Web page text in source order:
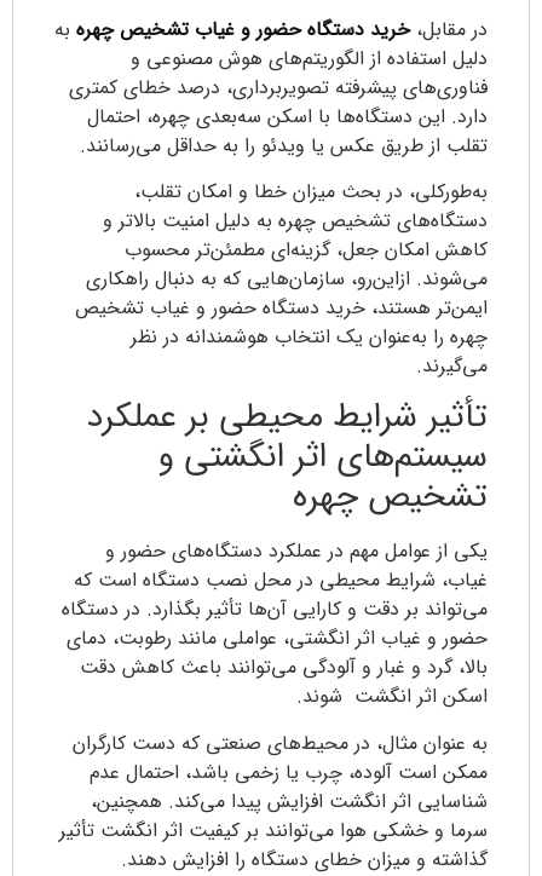
در مقابل،خرید دستگاه حضور و غیاب تشخیص چهره به
دلیل استفاده از الگوریتم‌های هوش مصنوعی و
فناوری‌های پیشرفته تصویربرداری، درصد خطای کمتری
دارد. این دستگاه‌ها با اسکن سه‌بعدی چهره، احتمال
تقلب از طریق عکس یا ویدئو را به حداقل می‌رسانند.
به‌طورکلی، در بحث میزان خطا و امکان تقلب،
دستگاه‌های تشخیص چهره به دلیل امنیت بالاتر و
کاهش امکان جعل، گزینه‌ای مطمئن‌تر محسوب
می‌شوند. ازاین‌رو، سازمان‌هایی که به دنبال راهکاری
ایمن‌تر هستند، خرید دستگاه حضور و غیاب تشخیص
چهره را به‌عنوان یک انتخاب هوشمندانه در نظر
می‌گیرند.
تأثیر شرایط محیطی بر عملکرد
سیستم‌های اثر انگشتی و
تشخیص چهره
یکی از عوامل مهم در عملکرد دستگاه‌های حضور و
غیاب، شرایط محیطی در محل نصب دستگاه است که
می‌تواند بر دقت و کارایی آن‌ها تأثیر بگذارد. در دستگاه
حضور و غیاب اثر انگشتی، عواملی مانند رطوبت، دمای
بالا، گرد و غبار و آلودگی می‌توانند باعث کاهش دقت
اسکن اثر انگشت شوند.
به‌ عنوان ‌مثال، در محیط‌های صنعتی که دست کارگران
ممکن است آلوده، چرب یا زخمی باشد، احتمال عدم
شناسایی اثر انگشت افزایش پیدا می‌کند. همچنین،
سرما و خشکی هوا می‌توانند بر کیفیت اثر انگشت تأثیر
گذاشته و میزان خطای دستگاه را افزایش دهند.